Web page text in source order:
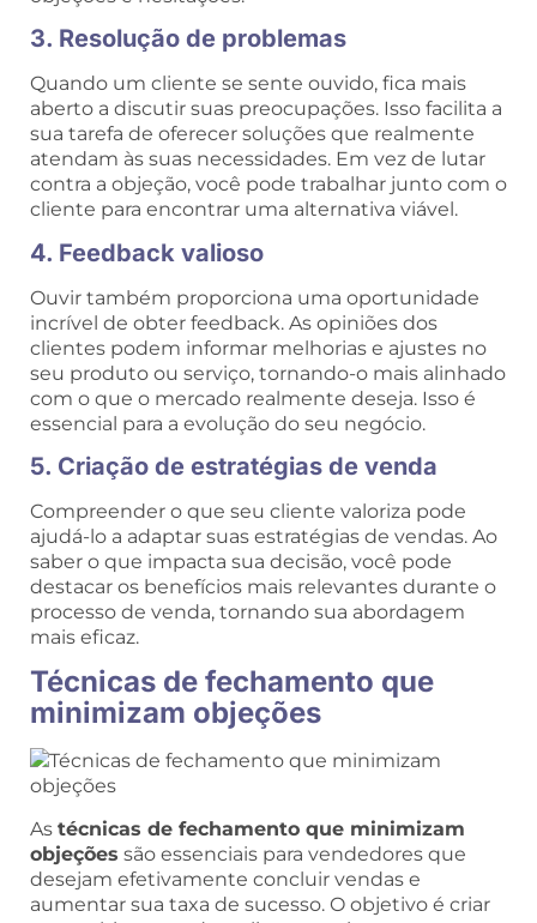
3. Resolução de problemas
Quando um cliente se sente ouvido, fica mais
aberto a discutir suas preocupações. Isso facilita a
sua tarefa de oferecer soluções que realmente
atendam às suas necessidades. Em vez de lutar
contra a objeção, você pode trabalhar junto com o
cliente para encontrar uma alternativa viável.
4. Feedback valioso
Ouvir também proporciona uma oportunidade
incrível de obter feedback. As opiniões dos
clientes podem informar melhorias e ajustes no
seu produto ou serviço, tornando-o mais alinhado
com o que o mercado realmente deseja. Isso é
essencial para a evolução do seu negócio.
5. Criação de estratégias de venda
Compreender o que seu cliente valoriza pode
ajudá-lo a adaptar suas estratégias de vendas. Ao
saber o que impacta sua decisão, você pode
destacar os benefícios mais relevantes durante o
processo de venda, tornando sua abordagem
mais eficaz.
Técnicas de fechamento que
minimizam objeções
As técnicas de fechamento que minimizam
objeções são essenciais para vendedores que
desejam efetivamente concluir vendas e
aumentar sua taxa de sucesso. O objetivo é criar